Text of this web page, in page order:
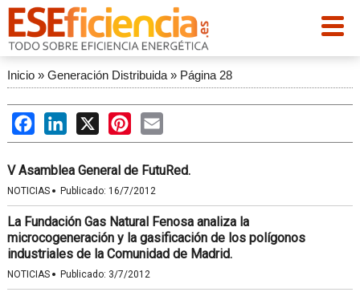
Inicio» Generación Distribuida» Página 28
FacebookLinkedIn
X PinterestEmail
V Asamblea General de FutuRed.
NOTICIAS · Publicado: 16/7/2012
La Fundación Gas Natural Fenosa analiza la
microcogeneración y la gasificación de los polígonos
industriales de la Comunidad de Madrid.
NOTICIAS · Publicado: 3/7/2012